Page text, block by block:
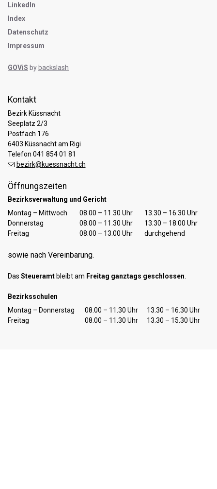
Kontakt
Bezirk Küssnacht
Seeplatz 2/3
Postfach 176
6403 Küssnacht am Rigi
Telefon 041 854 01 81
bezirk@kuessnacht.ch
Öffnungszeiten
Bezirksverwaltung und Gericht
TagÖffnungszeiten Vormittag Öffnungszeiten Nachmittag
Montag – Mittwoch 08.00 – 11.30 Uhr
13.30 – 16.30 Uhr
Donnerstag
08.00 – 11.30 Uhr
13.30 – 18.00 Uhr
Freitag
08.00 – 13.00 Uhr durchgehend
sowie nach Vereinbarung.
Das Steueramt bleibt am Freitag ganztags geschlossen
Bezirksschulen
TagÖffnungszeiten Vormittag Öffnungszeiten Nachmittag
Montag – Donnerstag 08.00 – 11.30 Uhr
13.30 – 16.30 Uhr
Freitag
08.00 – 11.30 Uhr 13.30 – 15.30 Uhr
LinkedIn
Index
Datenschutz
Impressum
GOViS by backslash